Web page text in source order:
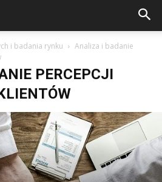
i badania rynku
Analiza i badanie
PERCEPCJI